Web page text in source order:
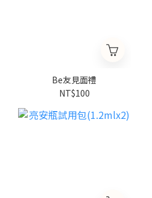
Be友見面禮
NT$100